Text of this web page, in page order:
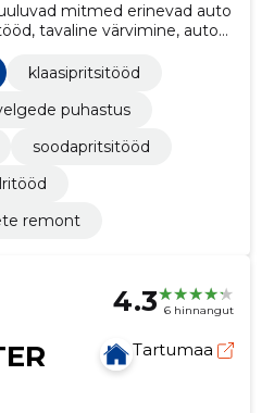
mitmed erinevad auto
tavaline värvimine, auto
värvimine
klaasipritsitööd
puhastus
soodapritsitööd
remont
4.3 6 hinnangut
Tartumaa